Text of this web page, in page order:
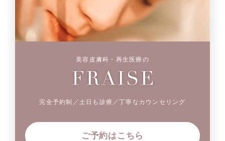
美容皮膚科・再生医療の
完全予約制／土日も診療／丁寧なカウンセリング
ご予約はこちら